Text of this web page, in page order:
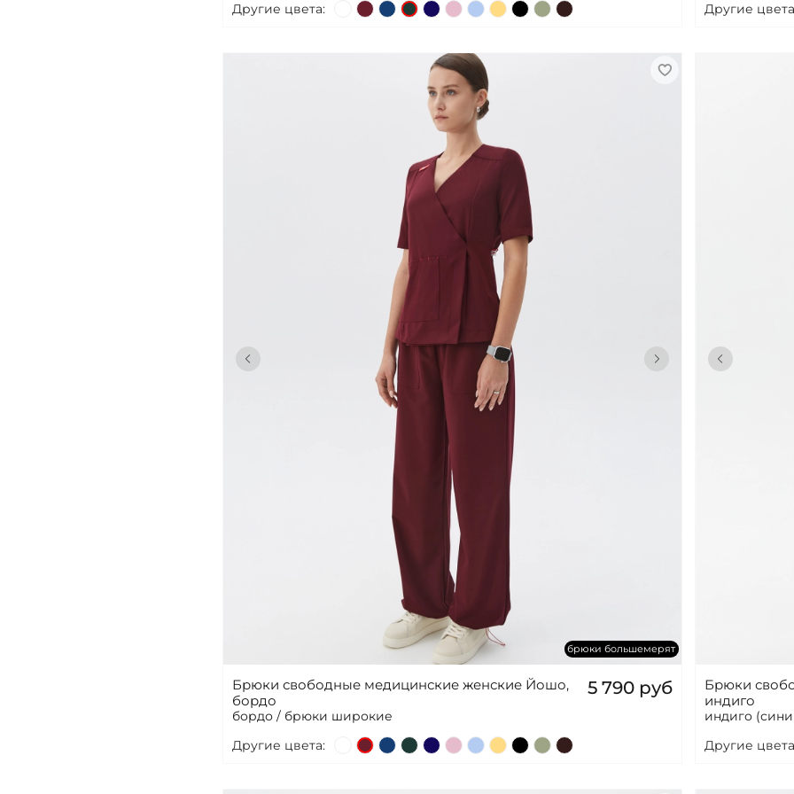
Другие цвета: Другие
брюки большемерят
Брюки свободные медицинские женские Йошо,
бордо
бордо / брюки широкие
5 790 руб
Другие цвета:
Брюки
индиго
индиго
Другие